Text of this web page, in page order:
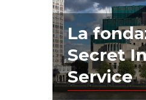
La
Secret
Service